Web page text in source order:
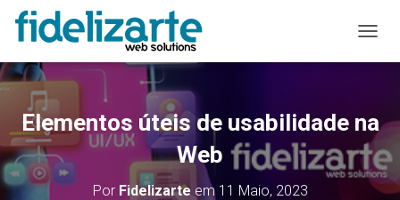
L
N
A
R
A
Elementos úteis de usabilidade na
Web
Por Fidelizarte em 11 Maio, 2023